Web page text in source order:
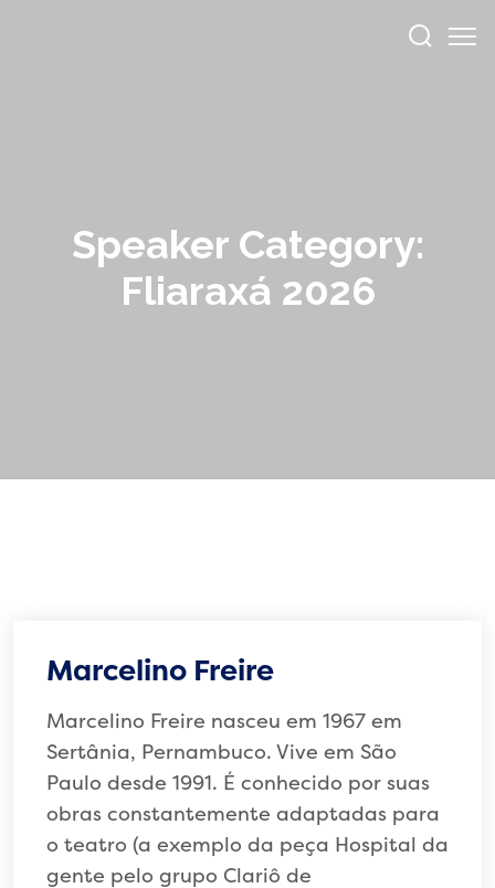
Speaker Category:
Fliaraxá 2026
Marcelino Freire
Marcelino Freire nasceu em 1967 em
Sertânia, Pernambuco. Vive em São
Paulo desde 1991. É conhecido por suas
obras constantemente adaptadas para
o teatro (a exemplo da peça Hospital da
gente pelo grupo Clariô de